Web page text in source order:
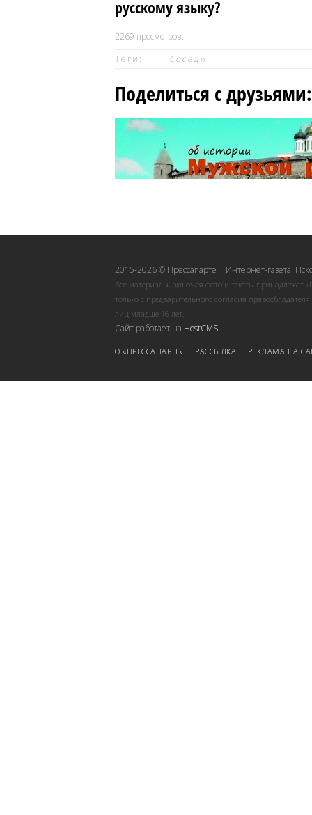
русскому языку?
2269 просмотров.
Теги:
Соседи
Поделиться с друзьями:
2015-2026 © Прессапарте | Интернет-газета.
Все материалы, включая фото и тексты принадлежат
только с предварительного согласия
лиц младше 16 лет.
Сайт работает на HostCMS
О «ПРЕССАПАРТЕ» РАССЫЛКА РЕКЛАМА НА